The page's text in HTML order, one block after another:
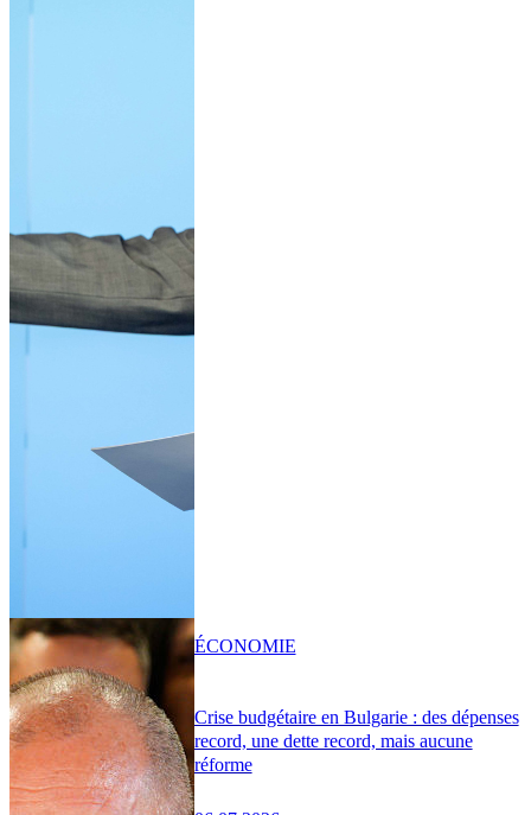
Crise budgétaire en Bulgarie : des dépenses
record, une dette record, mais aucune
réforme
ÉCONOMIE